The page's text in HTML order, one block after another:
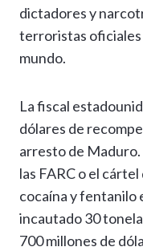
p
dictadores y
terroristas oficiales
mundo.
La fiscal
dólares de
arresto de Maduro.
las FARC o el
cocaína y fentanilo
incautado 30
700 millones de